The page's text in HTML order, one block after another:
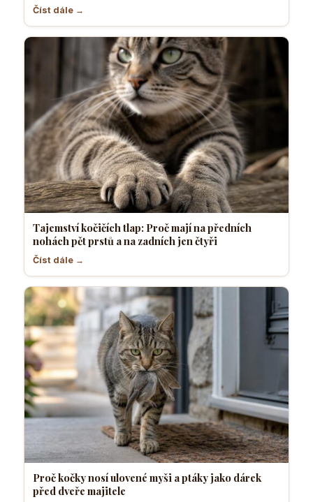
Číst dále →
Tajemství kočičích tlap: Proč mají na předních
nohách pět prstů a na zadních jen čtyři
Číst dále →
Proč kočky nosí ulovené myši a ptáky jako dárek
před dveře majitele